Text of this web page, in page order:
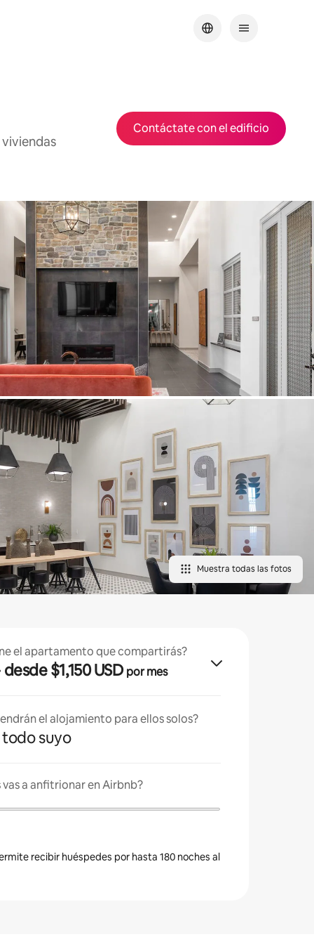
Contáctate con el edificio
Muestra todas las fotos
el apartamento que compartirás?
· desde $1,150 USDpor mes
el alojamiento para ellos solos?
todo suyo
a anfitrionar en Airbnb?
recibir huéspedes por hasta 180 noches al